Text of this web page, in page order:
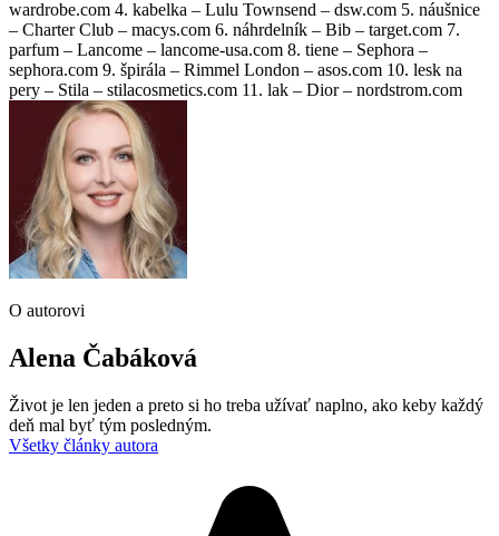
wardrobe.com 4. kabelka – Lulu Townsend – dsw.com 5. náušnice
– Charter Club – macys.com 6. náhrdelník – Bib – target.com 7.
parfum – Lancome – lancome-usa.com 8. tiene – Sephora –
sephora.com 9. špirála – Rimmel London – asos.com 10. lesk na
pery – Stila – stilacosmetics.com 11. lak – Dior – nordstrom.com
O autorovi
Alena Čabáková
Život je len jeden a preto si ho treba užívať naplno, ako keby každý
deň mal byť tým posledným.
Všetky články autora